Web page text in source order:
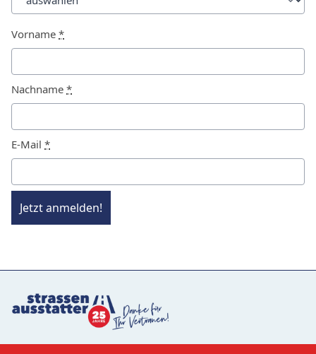
Vorname *
Nachname *
E-Mail *
Jetzt anmelden!